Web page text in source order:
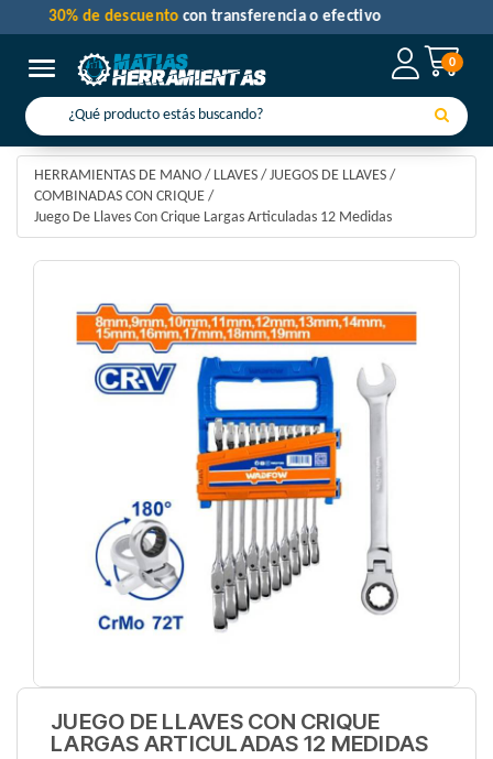
0
Toggle navigation
30% de descuentocon transferencia o efectivo
HERRAMIENTAS DE MANO / LLAVES / JUEGOS DE LLAVES /
COMBINADAS CON CRIQUE /
Juego De Llaves Con Crique Largas Articuladas 12 Medidas
JUEGO DE LLAVES CON CRIQUE
LARGAS ARTICULADAS 12 MEDIDAS